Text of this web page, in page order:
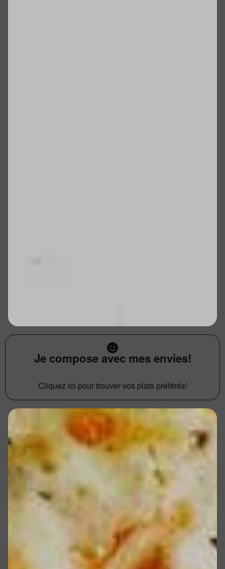
Je compose avec mes envies!
Cliquez ici pour trouver vos plats préférés!